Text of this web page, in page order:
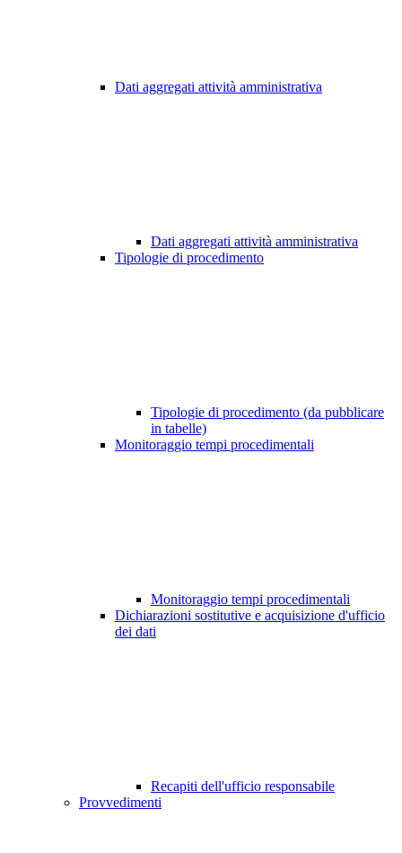
Dati aggregati attività amministrativa
Dati aggregati attività amministrativa
Tipologie di procedimento
Tipologie di procedimento (da pubblicare
in tabelle)
Monitoraggio tempi procedimentali
Monitoraggio tempi procedimentali
Dichiarazioni sostitutive e acquisizione d'ufficio
dei dati
Recapiti dell'ufficio responsabile
Provvedimenti